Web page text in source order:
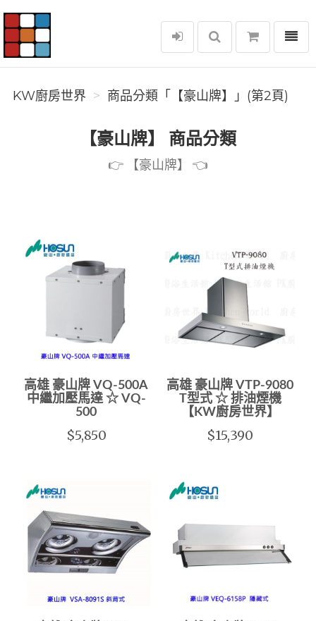
KW廚房世界
選單
KW廚房世界 商品分類「【豪山牌】」(第2頁)
【豪山牌】 商品分類
👉️ 【豪山牌】 👈️
高雄 豪山牌 VQ-500A
中繼加壓馬達 ☆ VQ-
500
$5,850
高雄 豪山牌 VTP-9080
T型式 ☆ 排油煙機
【KW廚房世界】
$15,390